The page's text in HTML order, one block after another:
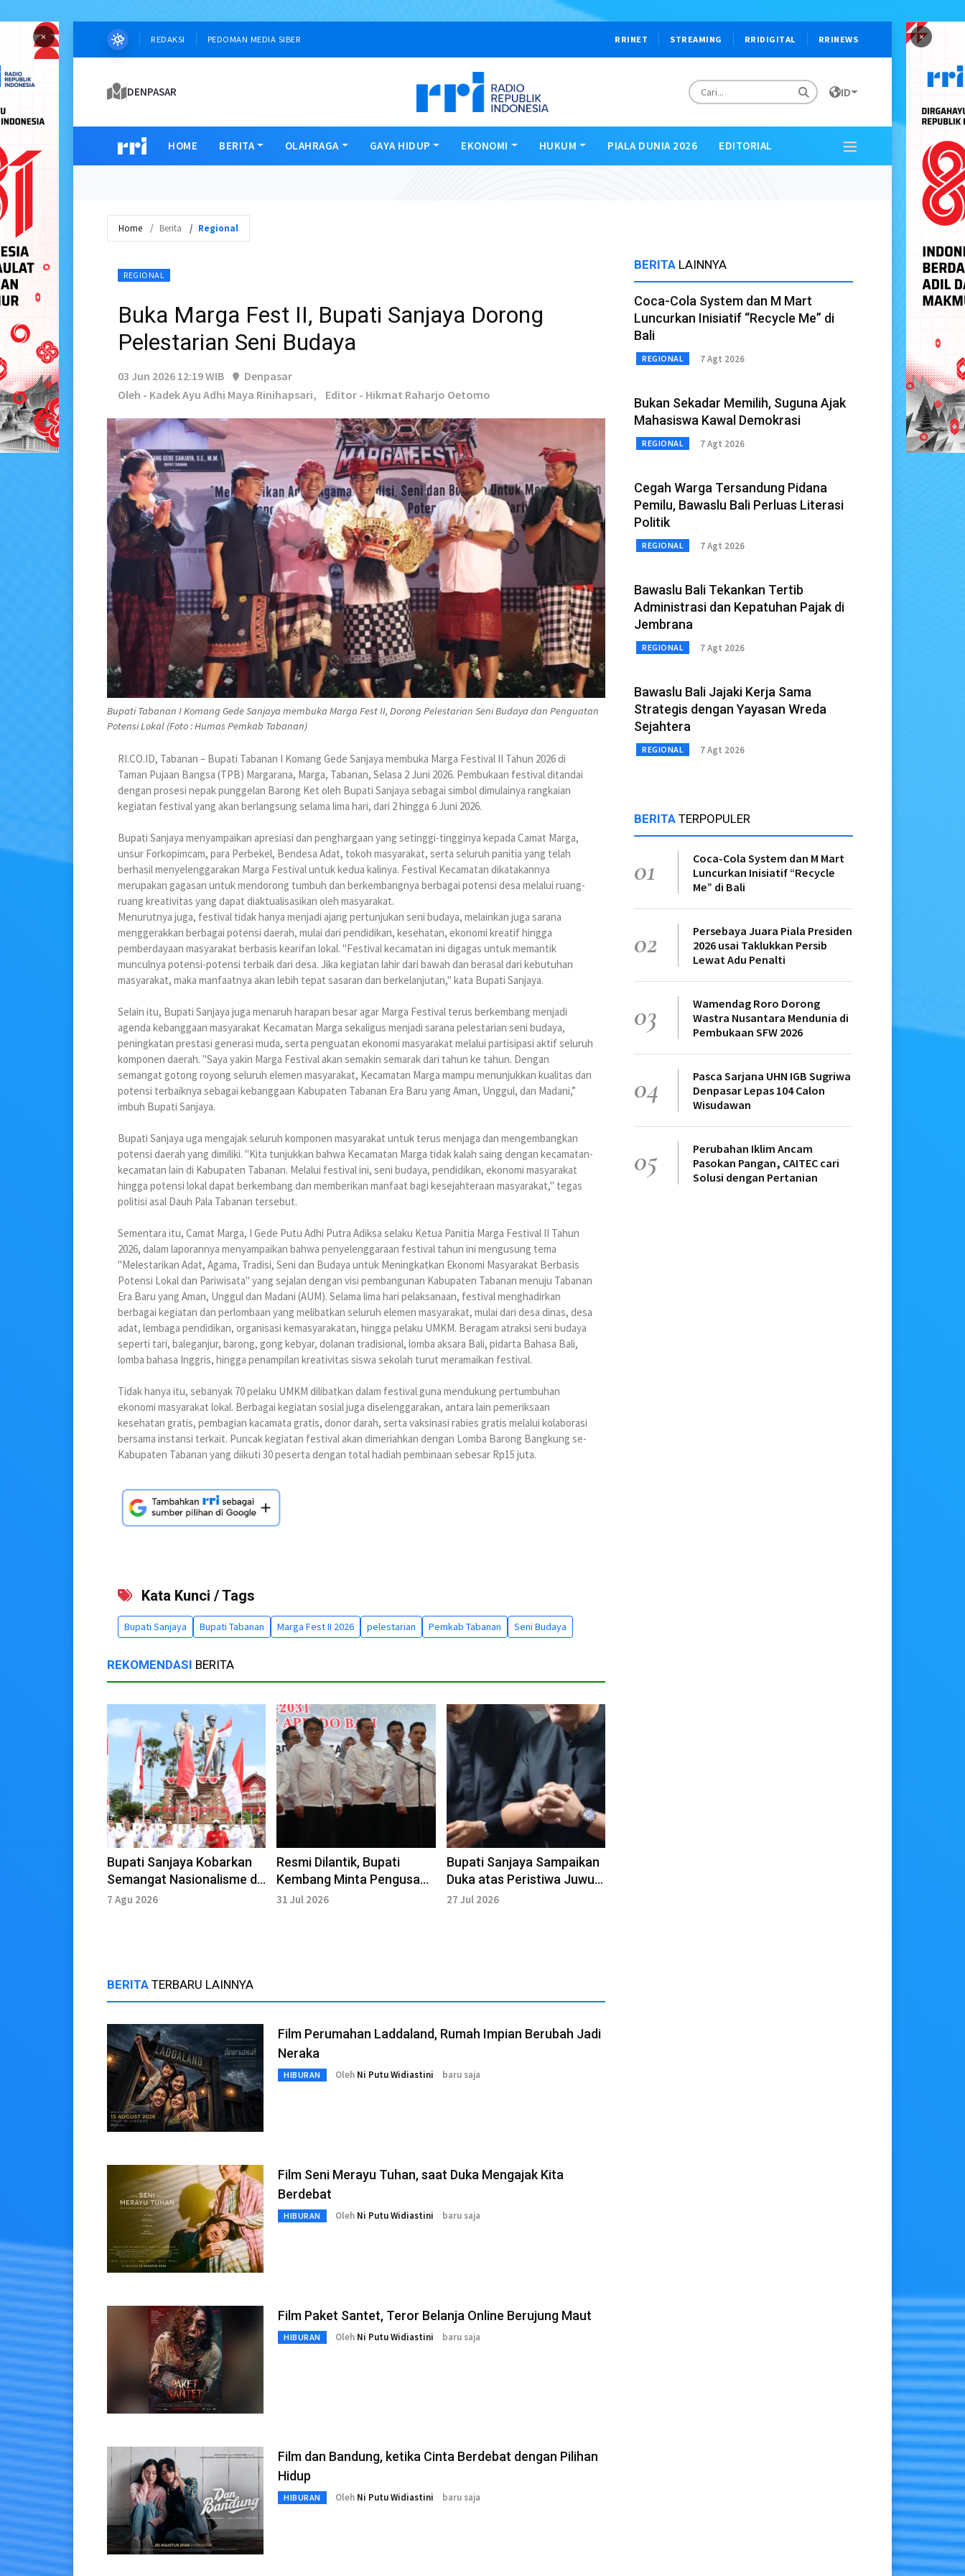
× ×
REDAKSI PEDOMAN MEDIA SIBER RRINET STREAMING RRIDIGITAL RRINEWS
DENPASAR ID
HOME BERITA OLAHRAGA GAYA HIDUP EKONOMI HUKUM PIALA DUNIA 2026 EDITORIAL
Home Berita Regional
REGIONAL
Buka Marga Fest II, Bupati Sanjaya Dorong
Pelestarian Seni Budaya
03 Jun 2026 12:19 WIB
Denpasar
Oleh - Kadek Ayu Adhi Maya Rinihapsari,
Editor - Hikmat Raharjo Oetomo
Bupati Tabanan I Komang Gede Sanjaya membuka Marga Fest II, Dorong Pelestarian Seni Budaya dan Penguatan
Potensi Lokal (Foto : Humas Pemkab Tabanan)
RI.CO.ID, Tabanan – Bupati Tabanan I Komang Gede Sanjaya membuka Marga Festival II Tahun 2026 di
Taman Pujaan Bangsa (TPB) Margarana, Marga, Tabanan, Selasa 2 Juni 2026. Pembukaan festival ditandai
dengan prosesi nepak punggelan Barong Ket oleh Bupati Sanjaya sebagai simbol dimulainya rangkaian
kegiatan festival yang akan berlangsung selama lima hari, dari 2 hingga 6 Juni 2026.
Bupati Sanjaya menyampaikan apresiasi dan penghargaan yang setinggi-tingginya kepada Camat Marga,
unsur Forkopimcam, para Perbekel, Bendesa Adat, tokoh masyarakat, serta seluruh panitia yang telah
berhasil menyelenggarakan Marga Festival untuk kedua kalinya. Festival Kecamatan dikatakannya
merupakan gagasan untuk mendorong tumbuh dan berkembangnya berbagai potensi desa melalui ruang-
ruang kreativitas yang dapat diaktualisasikan oleh masyarakat.
Menurutnya juga, festival tidak hanya menjadi ajang pertunjukan seni budaya, melainkan juga sarana
menggerakkan berbagai potensi daerah, mulai dari pendidikan, kesehatan, ekonomi kreatif hingga
pemberdayaan masyarakat berbasis kearifan lokal. "Festival kecamatan ini digagas untuk memantik
munculnya potensi-potensi terbaik dari desa. Jika kegiatan lahir dari bawah dan berasal dari kebutuhan
masyarakat, maka manfaatnya akan lebih tepat sasaran dan berkelanjutan," kata Bupati Sanjaya.
Selain itu, Bupati Sanjaya juga menaruh harapan besar agar Marga Festival terus berkembang menjadi
agenda kebanggaan masyarakat Kecamatan Marga sekaligus menjadi sarana pelestarian seni budaya,
peningkatan prestasi generasi muda, serta penguatan ekonomi masyarakat melalui partisipasi aktif seluruh
komponen daerah. "Saya yakin Marga Festival akan semakin semarak dari tahun ke tahun. Dengan
semangat gotong royong seluruh elemen masyarakat, Kecamatan Marga mampu menunjukkan kualitas dan
potensi terbaiknya sebagai kebanggaan Kabupaten Tabanan Era Baru yang Aman, Unggul, dan Madani,”
imbuh Bupati Sanjaya.
Bupati Sanjaya uga mengajak seluruh komponen masyarakat untuk terus menjaga dan mengembangkan
potensi daerah yang dimiliki. "Kita tunjukkan bahwa Kecamatan Marga tidak kalah saing dengan kecamatan-
kecamatan lain di Kabupaten Tabanan. Melalui festival ini, seni budaya, pendidikan, ekonomi masyarakat
hingga potensi lokal dapat berkembang dan memberikan manfaat bagi kesejahteraan masyarakat," tegas
politisi asal Dauh Pala Tabanan tersebut.
Sementara itu, Camat Marga, I Gede Putu Adhi Putra Adiksa selaku Ketua Panitia Marga Festival II Tahun
2026, dalam laporannya menyampaikan bahwa penyelenggaraan festival tahun ini mengusung tema
"Melestarikan Adat, Agama, Tradisi, Seni dan Budaya untuk Meningkatkan Ekonomi Masyarakat Berbasis
Potensi Lokal dan Pariwisata" yang sejalan dengan visi pembangunan Kabupaten Tabanan menuju Tabanan
Era Baru yang Aman, Unggul dan Madani (AUM). Selama lima hari pelaksanaan, festival menghadirkan
berbagai kegiatan dan perlombaan yang melibatkan seluruh elemen masyarakat, mulai dari desa dinas, desa
adat, lembaga pendidikan, organisasi kemasyarakatan, hingga pelaku UMKM. Beragam atraksi seni budaya
seperti tari, baleganjur, barong, gong kebyar, dolanan tradisional, lomba aksara Bali, pidarta Bahasa Bali,
lomba bahasa Inggris, hingga penampilan kreativitas siswa sekolah turut meramaikan festival.
Tidak hanya itu, sebanyak 70 pelaku UMKM dilibatkan dalam festival guna mendukung pertumbuhan
ekonomi masyarakat lokal. Berbagai kegiatan sosial juga diselenggarakan, antara lain pemeriksaan
kesehatan gratis, pembagian kacamata gratis, donor darah, serta vaksinasi rabies gratis melalui kolaborasi
bersama instansi terkait. Puncak kegiatan festival akan dimeriahkan dengan Lomba Barong Bangkung se-
Kabupaten Tabanan yang diikuti 30 peserta dengan total hadiah pembinaan sebesar Rp15 juta.
Kata Kunci / Tags
Bupati Sanjaya Bupati Tabanan Marga Fest II 2026 pelestarian Pemkab Tabanan Seni Budaya
REKOMENDASI BERITA
Bupati Sanjaya Kobarkan
Semangat Nasionalisme di
Tabanan
7 Agu 2026
Resmi Dilantik, Bupati
Kembang Minta Pengusaha
Jadi Motor Penggerak
31 Jul 2026
Bupati Sanjaya Sampaikan
Duka atas Peristiwa Juwuk
Legi Baturiti
27 Jul 2026
BERITA TERBARU LAINNYA
Film Perumahan Laddaland, Rumah Impian Berubah Jadi
Neraka
HIBURAN Oleh Ni Putu Widiastini baru saja
Film Seni Merayu Tuhan, saat Duka Mengajak Kita
Berdebat
HIBURAN Oleh Ni Putu Widiastini baru saja
Film Paket Santet, Teror Belanja Online Berujung Maut
HIBURAN Oleh Ni Putu Widiastini baru saja
Film dan Bandung, ketika Cinta Berdebat dengan Pilihan
Hidup
HIBURAN Oleh Ni Putu Widiastini baru saja
BERITA LAINNYA
Coca-Cola System dan M Mart
Luncurkan Inisiatif “Recycle Me” di
Bali
REGIONAL 7 Agt 2026
Bukan Sekadar Memilih, Suguna Ajak
Mahasiswa Kawal Demokrasi
REGIONAL 7 Agt 2026
Cegah Warga Tersandung Pidana
Pemilu, Bawaslu Bali Perluas Literasi
Politik
REGIONAL 7 Agt 2026
Bawaslu Bali Tekankan Tertib
Administrasi dan Kepatuhan Pajak di
Jembrana
REGIONAL 7 Agt 2026
Bawaslu Bali Jajaki Kerja Sama
Strategis dengan Yayasan Wreda
Sejahtera
REGIONAL 7 Agt 2026
BERITA TERPOPULER
01
Coca-Cola System dan M Mart
Luncurkan Inisiatif “Recycle
Me” di Bali
02
Persebaya Juara Piala Presiden
2026 usai Taklukkan Persib
Lewat Adu Penalti
03
Wamendag Roro Dorong
Wastra Nusantara Mendunia di
Pembukaan SFW 2026
04
Pasca Sarjana UHN IGB Sugriwa
Denpasar Lepas 104 Calon
Wisudawan
05
Perubahan Iklim Ancam
Pasokan Pangan, CAITEC cari
Solusi dengan Pertanian